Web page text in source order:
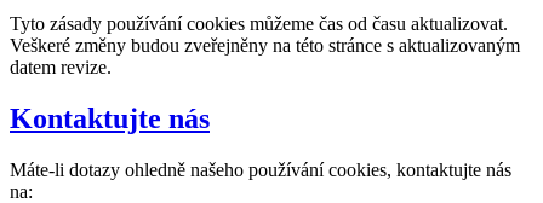
Tyto zásady používání cookies můžeme čas od času aktualizovat.
Veškeré změny budou zveřejněny na této stránce s aktualizovaným
datem revize.
Kontaktujte nás
Máte-li dotazy ohledně našeho používání cookies, kontaktujte nás
na: